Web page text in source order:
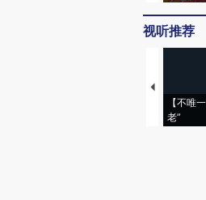
视听推荐
【不唯
老”